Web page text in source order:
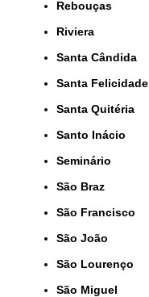
Rebouças
Riviera
Santa Cândida
Santa Felicidade
Santa Quitéria
Santo Inácio
Seminário
São Braz
São Francisco
São João
São Lourenço
São Miguel